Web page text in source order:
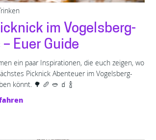
im Vogelsberg-
– Euer Guide
ein paar Inspirationen, die euch zeigen, wo
Picknick Abenteuer im Vogelsberg-
könnt. 🌳 🥖 🥙 🧃 🍾